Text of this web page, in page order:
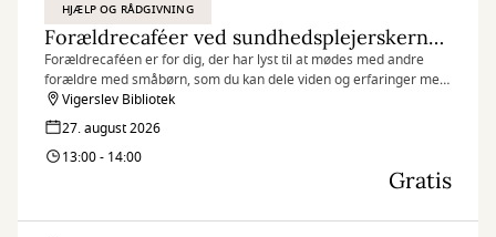
HJÆLP OG RÅDGIVNING
Forældrecaféer ved sundhedsplejerskerne Dagens tema: Kost
Forældrecaféen er for dig, der har lyst til at mødes med andre
forældre med småbørn, som du kan dele viden og erfaringer med.
Sundhedsplejerskerne faciliterer oplæg og bidrager til fælles
drøftelser.
Vigerslev Bibliotek
27. august 2026
13:00 - 14:00
Gratis